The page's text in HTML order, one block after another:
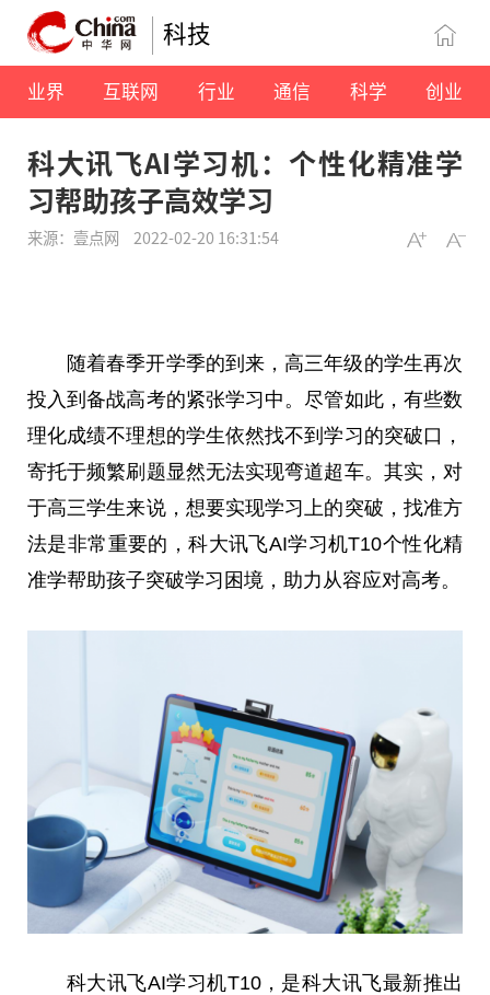
科技
业界 互联网 行业 通信 科学 创业
科大讯飞AI学习机：个性化精准学
习帮助孩子高效学习
来源：壹点网 2022-02-20 16:31:54
随着春季开学季的到来，高三年级的学生再次
投入到备战高考的紧张学习 中。尽管如此，有些数
理化成绩不理想的学生依然找不到学习 的突破口，
寄托于频繁刷题显然无法实现弯道超车。其实，对
于高三学生来说，想要实现学习上的突破，找准方
法是非常重要的，科大讯飞AI学习机T10个性化精
准学帮助孩子突破学习 困境，助力从容应对高考。
科大讯飞AI学习机T10，是科大讯飞最新推出